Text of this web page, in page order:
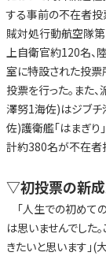
する事前の不在者投
賊対処行動航空隊
上自衛官約120名、
室に特設された投
投票を行った。また
澤努1海佐)はジブチ
佐)護衛艦「はまぎ
計約380名が不在者
▽初投票の新
「人生での初めて
は思いませんでした
きたいと思います」(